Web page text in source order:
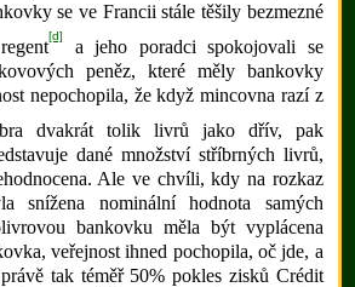
se ve Francii stále těšily bezmezné
[d]
a jeho poradci spokojovali se
peněz, které měly bankovky
nepochopila, že když mincovna razí z
dvakrát tolik livrů jako dřív, pak
dané množství stříbrných livrů,
Ale ve chvíli, kdy na rozkaz
snížena nominální hodnota samých
bankovku měla být vyplácena
veřejnost ihned pochopila, oč jde, a
tak téměř 50% pokles zisků Crédit